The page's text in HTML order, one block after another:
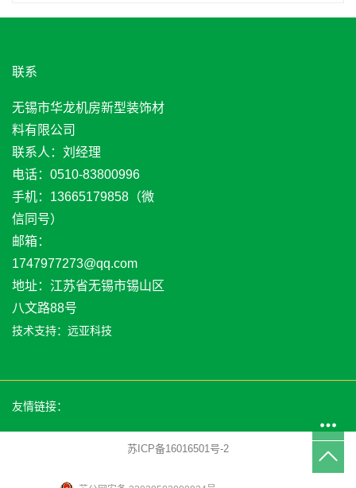
联系
无锡市华龙机房新型装饰材
料有限公司
联系人：刘经理
电话：0510-83800996
手机：13665179858（微
信同号）
邮箱：
1747977273@qq.com
地址：江苏省无锡市锡山区
八文路88号
技术支持： 远亚科技
友情链接：
苏ICP备16016501号-2